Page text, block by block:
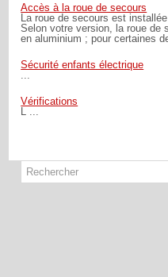
Accès à la roue de secours
La roue de secours est
Selon votre version, la roue de
en aluminium ; pour certaines
Sécurité enfants électrique
...
Vérifications
L ...